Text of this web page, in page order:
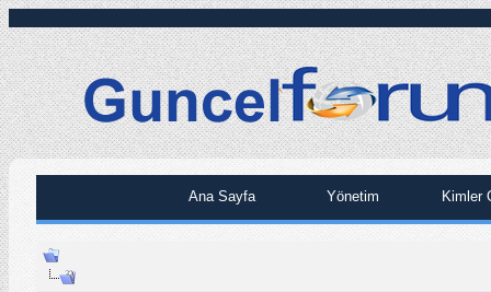
Ana Sayfa Yönetim Kimler